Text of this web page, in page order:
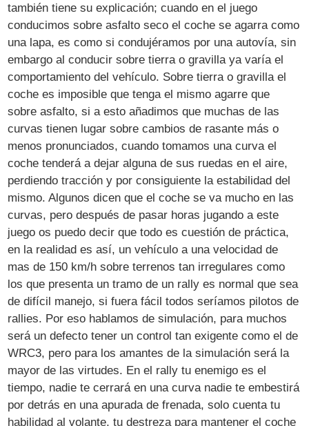
también tiene su explicación; cuando en el juego
conducimos sobre asfalto seco el coche se agarra como
una lapa, es como si condujéramos por una autovía, sin
embargo al conducir sobre tierra o gravilla ya varía el
comportamiento del vehículo. Sobre tierra o gravilla el
coche es imposible que tenga el mismo agarre que
sobre asfalto, si a esto añadimos que muchas de las
curvas tienen lugar sobre cambios de rasante más o
menos pronunciados, cuando tomamos una curva el
coche tenderá a dejar alguna de sus ruedas en el aire,
perdiendo tracción y por consiguiente la estabilidad del
mismo. Algunos dicen que el coche se va mucho en las
curvas, pero después de pasar horas jugando a este
juego os puedo decir que todo es cuestión de práctica,
en la realidad es así, un vehículo a una velocidad de
mas de 150 km/h sobre terrenos tan irregulares como
los que presenta un tramo de un rally es normal que sea
de difícil manejo, si fuera fácil todos seríamos pilotos de
rallies. Por eso hablamos de simulación, para muchos
será un defecto tener un control tan exigente como el de
WRC3, pero para los amantes de la simulación será la
mayor de las virtudes. En el rally tu enemigo es el
tiempo, nadie te cerrará en una curva nadie te embestirá
por detrás en una apurada de frenada, solo cuenta tu
habilidad al volante, tu destreza para mantener el coche